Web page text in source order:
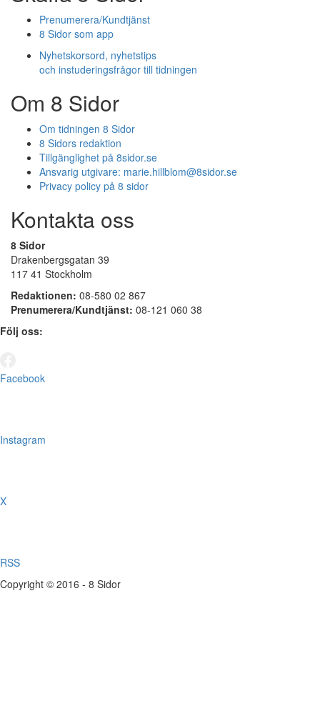
Prenumerera/Kundtjänst
8 Sidor som app
Nyhetskorsord, nyhetstips
och instuderingsfrågor till tidningen
Om 8 Sidor
Om tidningen 8 Sidor
8 Sidors redaktion
Tillgänglighet på 8sidor.se
Ansvarig utgivare: marie.hillblom@8sidor.se
Privacy policy på 8 sidor
Kontakta oss
8 Sidor
Drakenbergsgatan 39
117 41 Stockholm
Redaktionen: 08-580 02 867
Prenumerera/Kundtjänst: 08-121 060 38
Följ oss:
Facebook
Instagram
X
RSS
Copyright © 2016 - 8 Sidor